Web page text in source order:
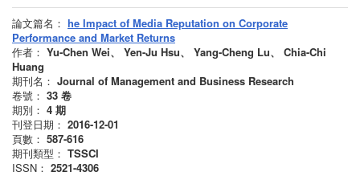
論文篇名： he Impact of Media Reputation on Corporate
Performance and Market Returns
作者： Yu-Chen Wei、 Yen-Ju Hsu、 Yang-Cheng Lu、 Chia-Chi
Huang
期刊名： Journal of Management and Business Research
卷號： 33 卷
期別： 4 期
刊登日期： 2016-12-01
頁數： 587-616
期刊類型： TSSCI
ISSN： 2521-4306